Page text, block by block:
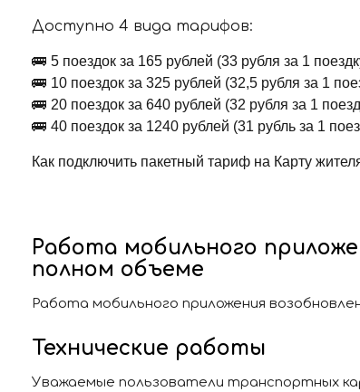
Доступно 4 вида тарифов:
🚌 5 поездок за 165 рублей (33 рубля за 1
🚌 10 поездок за 325 рублей (32,5 рубля за 1
🚌 20 поездок за 640 рублей (32 рубля за 1
🚌 40 поездок за 1240 рублей (31 рубль за 1
Как подключить пакетный тариф на Карту
Работа мобильного
полном объеме
Работа мобильного приложения
Технические работы
Уважаемые пользователи транспортных